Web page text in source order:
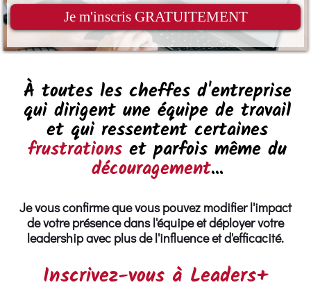
Je m'inscris GRATUITEMENT
À toutes les cheffes d'entreprise
qui dirigent une équipe de travail
et qui ressentent certaines
frustrations et parfois même du
découragement...
Je vous confirme que vous pouvez modifier l'impact
de votre présence dans l'équipe et déployer votre
leadership avec plus de l'influence et d'efficacité.
Inscrivez-vous à Leaders+